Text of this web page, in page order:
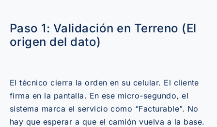
Paso 1: Validación en Terreno (El
origen del dato)
El técnico cierra la orden en su celular. El cliente
firma en la pantalla. En ese micro-segundo, el
sistema marca el servicio como “Facturable”. No
hay que esperar a que el camión vuelva a la base.